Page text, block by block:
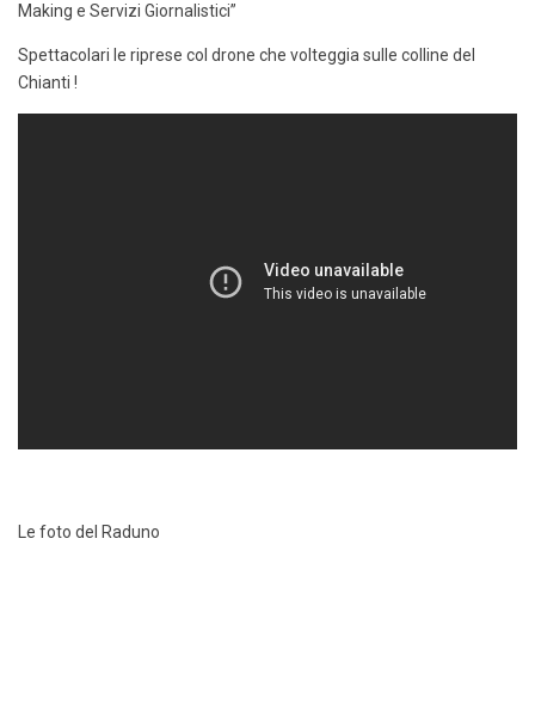
Making e Servizi Giornalistici”
Spettacolari le riprese col drone che volteggia sulle colline del
Chianti !
Le foto del Raduno